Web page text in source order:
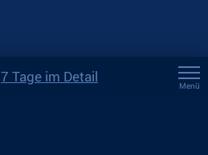
7 Tage im Detail
Menü